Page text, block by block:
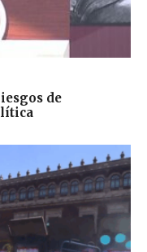
de